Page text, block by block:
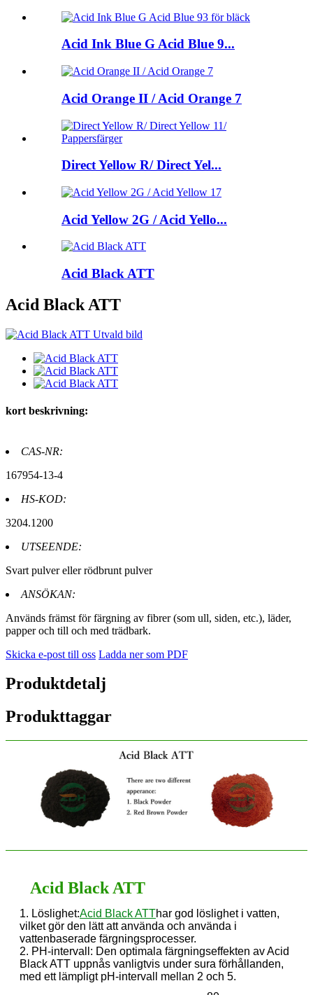
Acid Ink Blue G Acid Blue 9...
Acid Orange II / Acid Orange 7
Direct Yellow R/ Direct Yel...
Acid Yellow 2G / Acid Yello...
Acid Black ATT
Acid Black ATT
kort beskrivning:
CAS-NR:
167954-13-4
HS-KOD:
3204.1200
UTSEENDE:
Svart pulver eller rödbrunt pulver
ANSÖKAN:
Används främst för färgning av fibrer (som ull, siden, etc.), läder,
papper och till och med trädbark.
Skicka e-post till oss Ladda ner som PDF
Produktdetalj
Produkttaggar
Acid Black ATT
1. Löslighet:Acid Black ATThar god löslighet i vatten,
vilket gör den lätt att använda och använda i
vattenbaserade färgningsprocesser.
2. PH-intervall: Den optimala färgningseffekten av Acid
Black ATT uppnås vanligtvis under sura förhållanden,
med ett lämpligt pH-intervall mellan 2 och 5.